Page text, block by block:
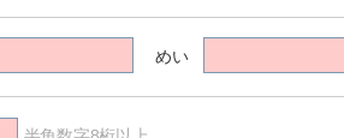
めい